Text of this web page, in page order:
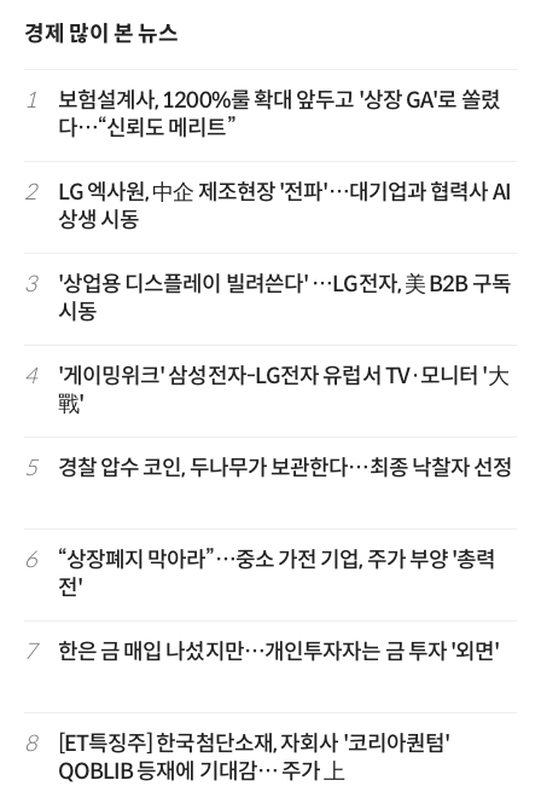
경제 많이 본 뉴스
1
보험설계사, 1200%룰 확대 앞두고 '상장 GA'로 쏠렸
다…“신뢰도 메리트”
2
LG 엑사원, 中企 제조현장 '전파'…대기업과 협력사 AI
상생 시동
3
'상업용 디스플레이 빌려쓴다' …LG전자, 美 B2B 구독
시동
4
'게이밍위크' 삼성전자-LG전자 유럽서 TV·모니터 '大
戰'
5 경찰 압수 코인, 두나무가 보관한다…최종 낙찰자 선정
6
“상장폐지 막아라”…중소 가전 기업, 주가 부양 '총력
전'
7 한은 금 매입 나섰지만…개인투자자는 금 투자 '외면'
8
[ET특징주] 한국첨단소재, 자회사 '코리아퀀텀'
QOBLIB 등재에 기대감… 주가 上